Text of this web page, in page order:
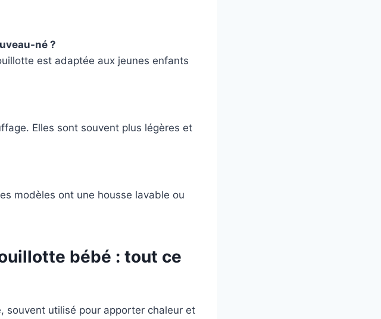
né ?
est adaptée aux jeunes enfants
Elles sont souvent plus légères et
modèles ont une housse lavable ou
bébé : tout ce
souvent utilisé pour apporter chaleur et